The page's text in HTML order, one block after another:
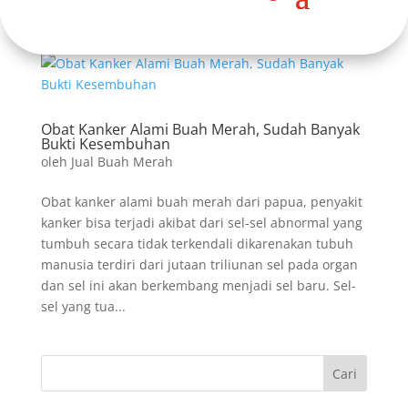
Obat Kanker Alami Buah Merah, Sudah Banyak
Bukti Kesembuhan
oleh Jual Buah Merah
Obat kanker alami buah merah dari papua, penyakit
kanker bisa terjadi akibat dari sel-sel abnormal yang
tumbuh secara tidak terkendali dikarenakan tubuh
manusia terdiri dari jutaan triliunan sel pada organ
dan sel ini akan berkembang menjadi sel baru. Sel-
sel yang tua...